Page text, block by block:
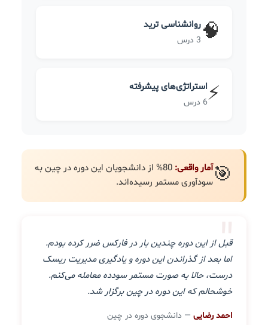
🧠روانشناسی ترید
3 درس
⚡استراتژی‌های پیشرفته
6 درس
🎯آمار واقعی:
80% از دانشجویان این دوره در چین به
سودآوری مستمر رسیده‌اند.
"
قبل از این دوره چندین بار در فارکس ضرر کرده بودم.
اما بعد از گذراندن این دوره و یادگیری مدیریت ریسک
درست، حالا به صورت مستمر سودده معامله می‌کنم.
خوشحالم که این دوره در چین برگزار شد.
احمد رضایی — دانشجوی دوره در چین